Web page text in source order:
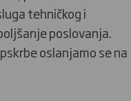
tehničkog i
poslovanja.
oslanjamo se na